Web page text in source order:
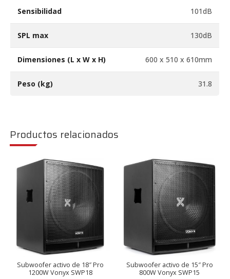
Sensibilidad 101dB
SPL max 130dB
Dimensiones (L x W x H) 600 x 510 x 610mm
Peso (kg) 31.8
Productos relacionados
Subwoofer activo de 18″ Pro
1200W Vonyx SWP18
Subwoofer activo de 15″ Pro
800W Vonyx SWP15